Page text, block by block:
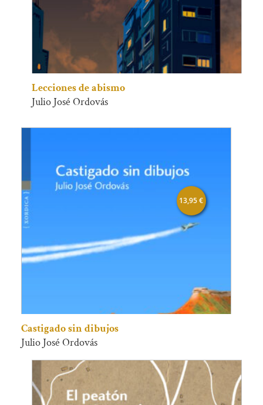
Lecciones de abismo
Julio José Ordovás
Castigado sin dibujos
Julio José Ordovás
13,95 €